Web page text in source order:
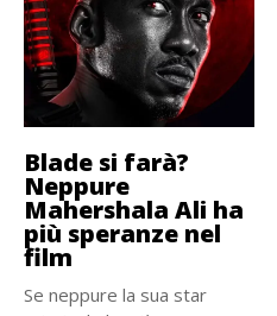
Blade si farà?
Neppure
Mahershala Ali ha
più speranze nel
film
Se neppure la sua star